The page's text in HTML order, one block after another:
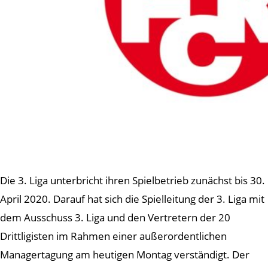
Die 3. Liga unterbricht ihren Spielbetrieb zunächst bis 30.
April 2020. Darauf hat sich die Spielleitung der 3. Liga mit
dem Ausschuss 3. Liga und den Vertretern der 20
Drittligisten im Rahmen einer außerordentlichen
Managertagung am heutigen Montag verständigt. Der